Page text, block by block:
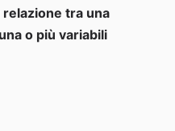
tra una
o più variabili